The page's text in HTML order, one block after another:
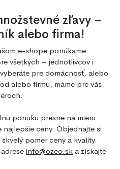
zľavy –
alebo firma!
e-shope ponúkame
všetkých – jednotlivcov i
pre domácnosť, alebo
alebo firmu, máme pre vás
ponuku presne na mieru
najlepšie ceny. Objednajte si
pomer ceny a kvality.
info@ozeo.sk a získajte